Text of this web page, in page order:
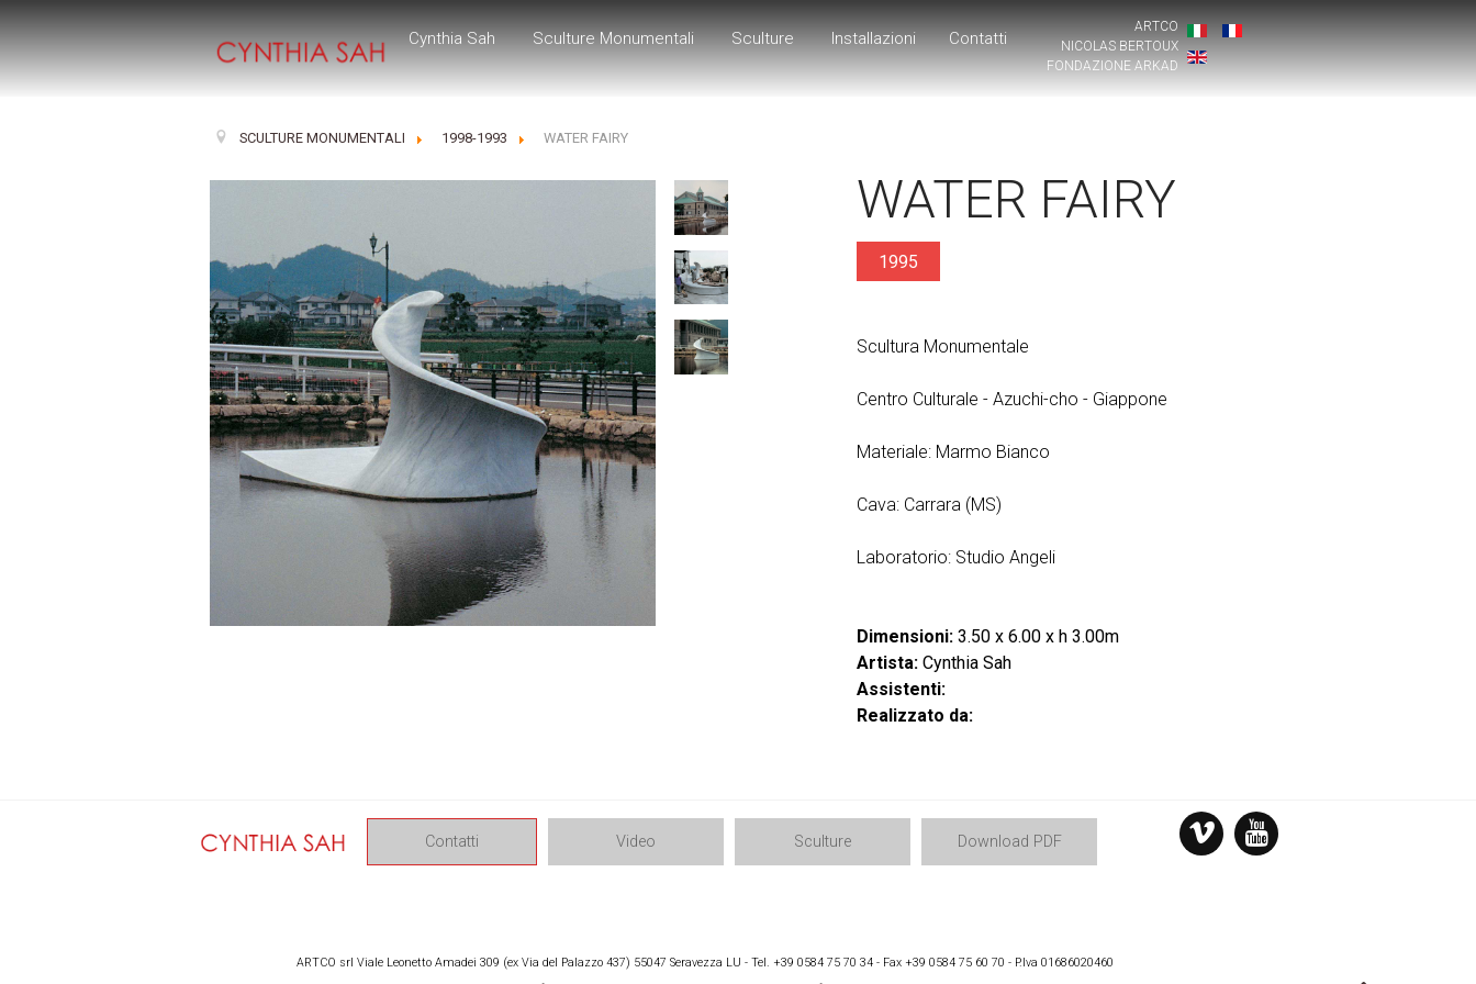
Cynthia Sah Sculture Monumentali Sculture Installazioni Contatti
ARTCO
NICOLAS BERTOUX
FONDAZIONE ARKAD
SCULTURE MONUMENTALI 1998-1993 WATER FAIRY
WATER FAIRY
1995
Scultura Monumentale
Centro Culturale - Azuchi-cho - Giappone
Materiale: Marmo Bianco
Cava: Carrara (MS)
Laboratorio: Studio Angeli
Dimensioni:3.50 x 6.00 x h 3.00m
Artista:Cynthia Sah
Assistenti:
Realizzato da:
Contatti Video Sculture Download PDF
ARTCO srl Viale Leonetto Amadei 309 (ex Via del Palazzo 437) 55047 Seravezza LU - Tel. +39 0584 75 70 34 - Fax +39 0584 75 60 70 - P.Iva 01686020460